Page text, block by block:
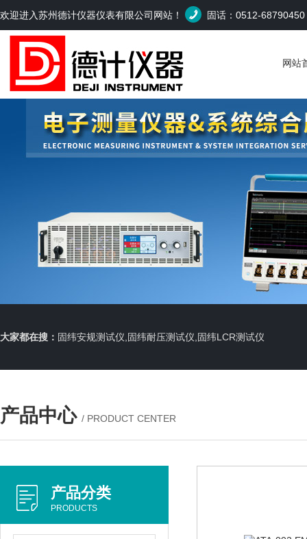
欢迎进入苏州德计仪器仪表有限公司网站！ 固话：0512-68790450
网站
大家都在搜： 固纬安规测试仪,固纬耐压测试仪,固纬LCR测试仪
产品中心 / PRODUCT CENTER
产品分类
PRODUCTS